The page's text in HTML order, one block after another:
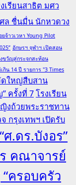
เรียนสาธิต มศว
ล ชื่นมื่น นักหวดวง
จ้าวเวหา Young Pilot
อักษรฯ จุฬาฯ เปิดสอน
ขวัญสู่กระจกสะท้อน
น 14 ปี รายการ "3 Times
ดใหญ่สืบสาน
ครั้งที่ 7โรงเรียน
งถ้วยพระราชทาน
กรุงเทพฯ เปิดรับ
“ศ.ดร.บังอร”
คณาจารย์
ครอบครัว